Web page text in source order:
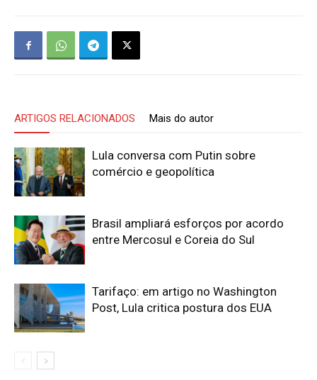
ARTIGOS RELACIONADOS Mais do autor
Lula conversa com Putin sobre
comércio e geopolítica
Brasil ampliará esforços por acordo
entre Mercosul e Coreia do Sul
Tarifaço: em artigo no Washington
Post, Lula critica postura dos EUA